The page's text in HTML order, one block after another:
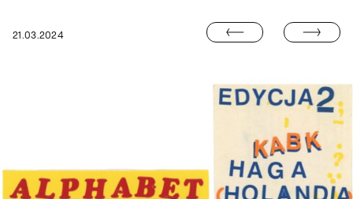
21.03.2024
WARSZTATY TYPOGRAFICZNE NA WYDZIALE GRAFIKI
GLORIA ARTIS